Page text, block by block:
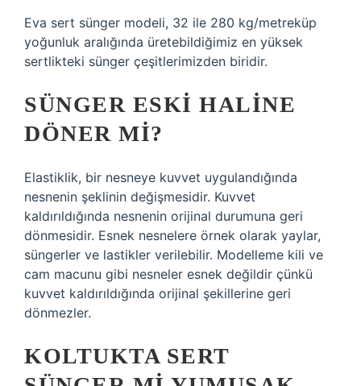
Eva sert sünger modeli, 32 ile 280 kg/metreküp
yoğunluk aralığında üretebildiğimiz en yüksek
sertlikteki sünger çeşitlerimizden biridir.
SÜNGER ESKI HALINE
DÖNER MI?
Elastiklik, bir nesneye kuvvet uygulandığında
nesnenin şeklinin değişmesidir. Kuvvet
kaldırıldığında nesnenin orijinal durumuna geri
dönmesidir. Esnek nesnelere örnek olarak yaylar,
süngerler ve lastikler verilebilir. Modelleme kili ve
cam macunu gibi nesneler esnek değildir çünkü
kuvvet kaldırıldığında orijinal şekillerine geri
dönmezler.
KOLTUKTA SERT